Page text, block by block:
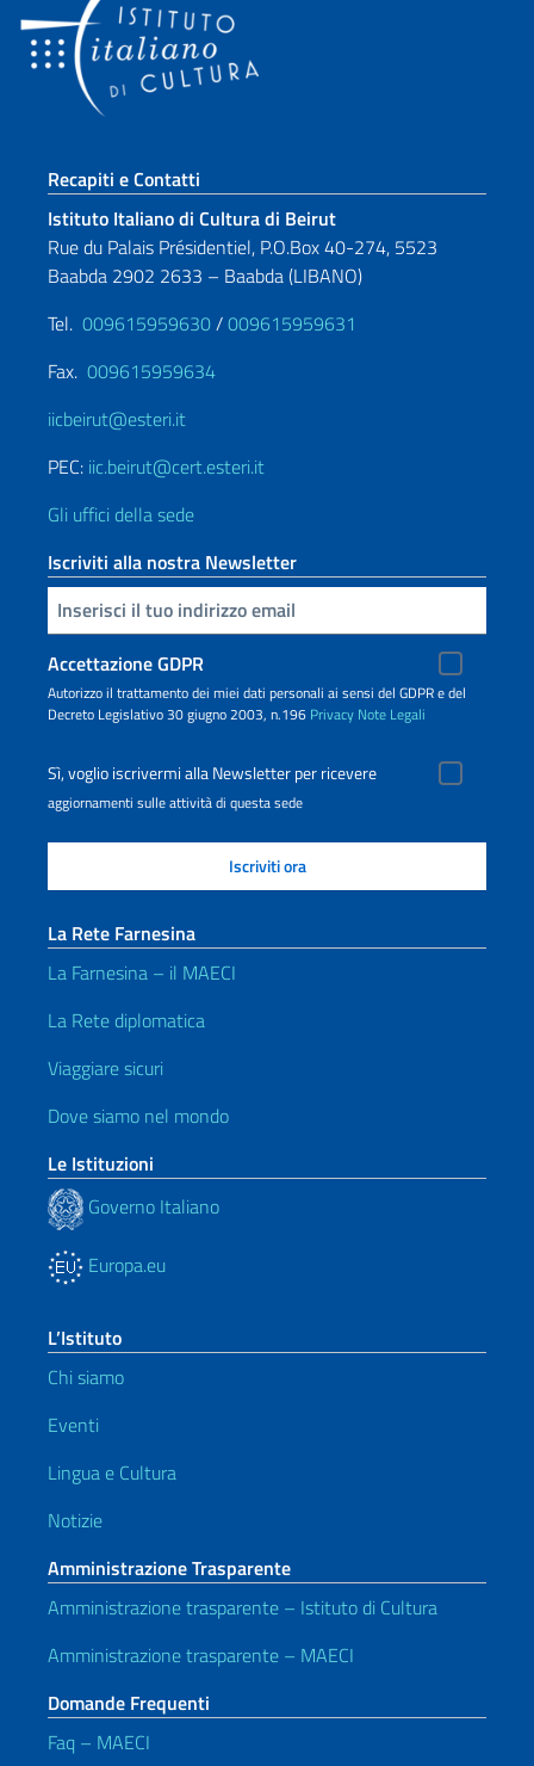
Sezione footer
Recapiti e Contatti
Istituto Italiano di Cultura di Beirut
Rue du Palais Présidentiel, P.O.Box 40-274, 5523
Baabda 2902 2633 – Baabda (LIBANO)
Tel. 009615959630/009615959631
Fax. 009615959634
iicbeirut@esteri.it
PEC: iic.beirut@cert.esteri.it
Gli uffici della sede
Iscriviti alla nostra Newsletter
Inserisci la tua email
Accettazione GDPR
Autorizzo il trattamento dei miei dati personali ai sensi del GDPR e del
Decreto Legislativo 30 giugno 2003, n.196 Privacy Note Legali
Sì, voglio iscrivermi alla Newsletter per ricevere
aggiornamenti sulle attività di questa sede
La Rete Farnesina
La Farnesina – il MAECI
La Rete diplomatica
Viaggiare sicuri
Dove siamo nel mondo
Le Istituzioni
Governo Italiano
Europa.eu
L’Istituto
Chi siamo
Eventi
Lingua e Cultura
Notizie
Amministrazione Trasparente
Amministrazione trasparente – Istituto di Cultura
Amministrazione trasparente – MAECI
Domande Frequenti
Faq – MAECI